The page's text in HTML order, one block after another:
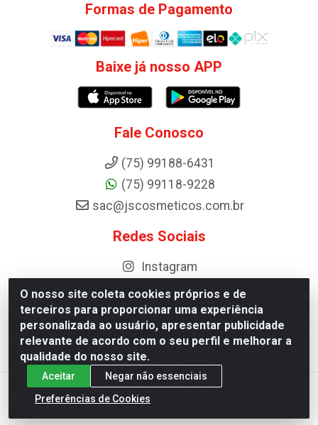
O nosso site coleta cookies próprios e de
terceiros para proporcionar uma experiência
personalizada ao usuário, apresentar publicidade
relevante de acordo com o seu perfil e melhorar a
qualidade do nosso site.
Aceitar
Negar não essenciais
Preferências de Cookies
Formas de Pagamento
Baixe já nosso APP
Fale Conosco
(75) 99188-6431
(75) 99118-9228
sac@jscosmeticos.com.br
Redes Sociais
Instagram
Distribuidora de Cosméticos Antoneto LTDA - BA-052, km 87 -
Industrial, Ipirá - BA, 44600-000 - CNPJ 10.984.107/0001-75